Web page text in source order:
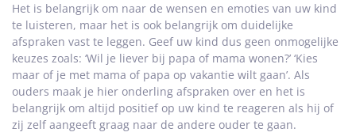
Het is belangrijk om naar de wensen en emoties van uw kind
te luisteren, maar het is ook belangrijk om duidelijke
afspraken vast te leggen. Geef uw kind dus geen onmogelijke
keuzes zoals: ‘Wil je liever bij papa of mama wonen?’ ‘Kies
maar of je met mama of papa op vakantie wilt gaan’. Als
ouders maak je hier onderling afspraken over en het is
belangrijk om altijd positief op uw kind te reageren als hij of
zij zelf aangeeft graag naar de andere ouder te gaan.